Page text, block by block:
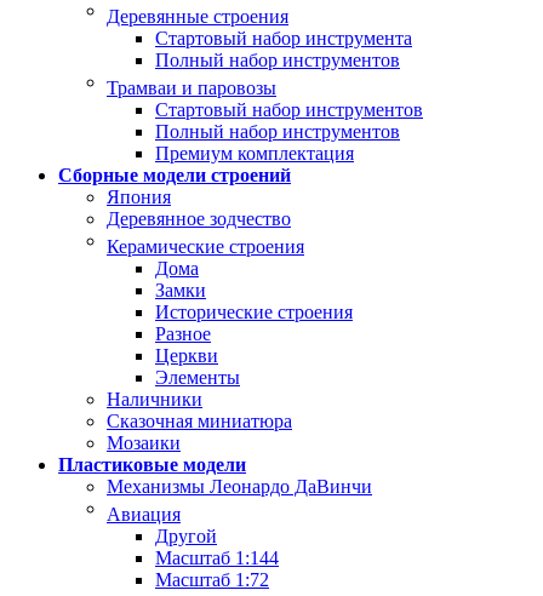
Деревянные строения
Стартовый набор инструмента
Полный набор инструментов
Трамваи и паровозы
Стартовый набор инструментов
Полный набор инструментов
Премиум комплектация
Сборные модели строений
Япония
Деревянное зодчество
Керамические строения
Дома
Замки
Исторические строения
Разное
Церкви
Элементы
Наличники
Сказочная миниатюра
Мозаики
Пластиковые модели
Механизмы Леонардо ДаВинчи
Авиация
Другой
Масштаб 1:144
Масштаб 1:72